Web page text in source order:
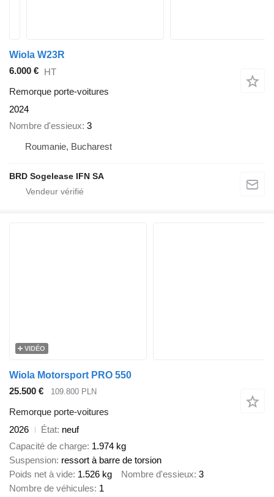
Wiola W23R
6.000 € HT
Remorque porte-voitures
2024
Nombre d'essieux 3
Roumanie, Bucharest
BRD Sogelease IFN SA
VIDÉO
Wiola Motorsport PRO 550
25.500 €
109.800 PLN
Remorque porte-voitures
2026
État neuf
Capacité de charge 1.974 kg
Suspension ressort à barre de torsion
Poids net à vide 1.526 kg Nombre d'essieux 3
Nombre de véhicules 1